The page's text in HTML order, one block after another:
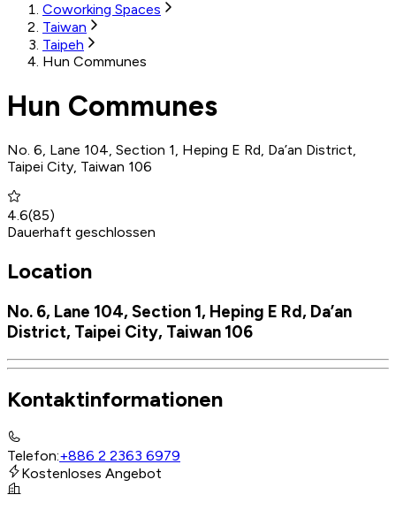
Coworking Spaces
Taiwan
Taipeh
Hun Communes
Hun Communes
No. 6, Lane 104, Section 1, Heping E Rd, Da’an District,
Taipei City, Taiwan 106
4.6(85)
Dauerhaft geschlossen
Location
No. 6, Lane 104, Section 1, Heping E Rd, Da’an
District, Taipei City, Taiwan 106
Kontaktinformationen
Telefon:+886 2 2363 6979
Kostenloses Angebot